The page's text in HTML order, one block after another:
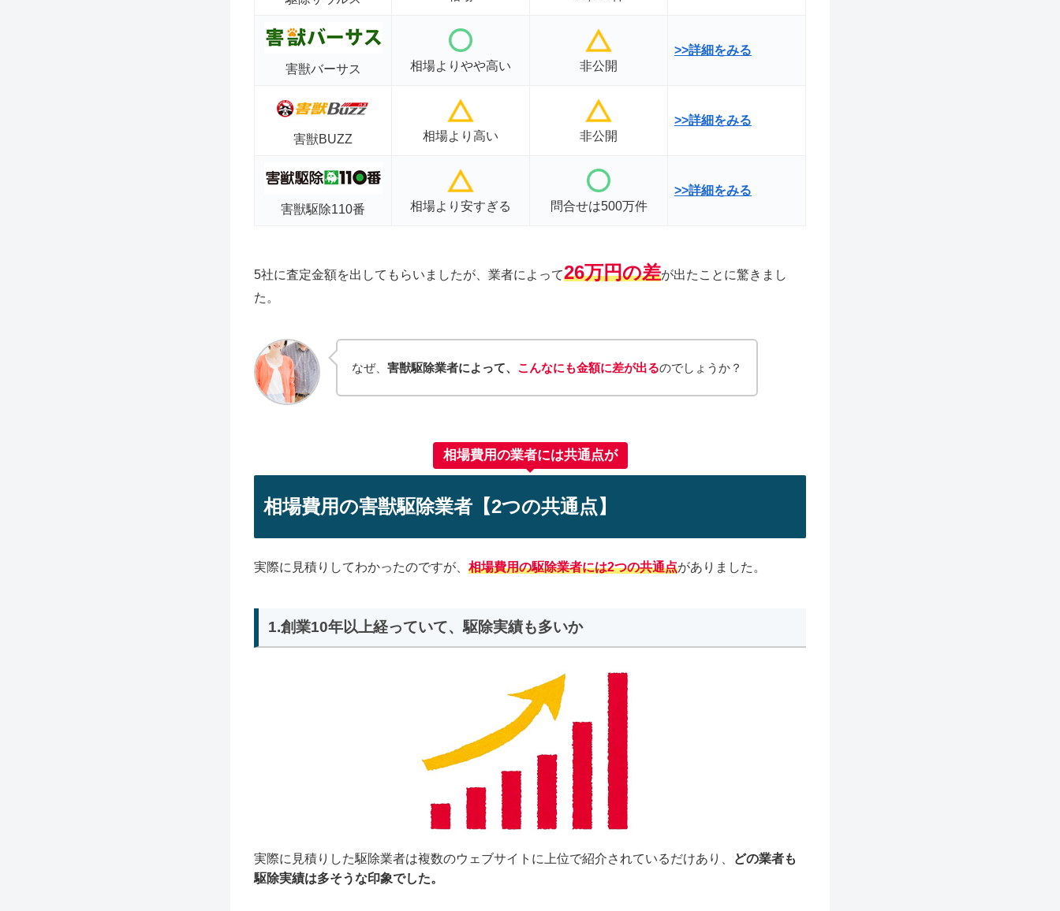
害獣バーサス 相場よりやや高い 非公開
>>詳細をみる
害獣BUZZ 相場より高い 非公開
>>詳細をみる
害獣駆除110番 相場より安すぎる 問合せは500万件
>>詳細をみる
5社に査定金額を出してもらいましたが、業者によって26万円の差が出たことに驚きまし
た。
なぜ、害獣駆除業者によって、 こんなにも金額に差が出るのでしょうか？
相場費用の業者には共通点が
相場費用の害獣駆除業者【2つの共通点】
実際に見積りしてわかったのですが、 相場費用の駆除業者には2つの共通点がありました。
1.創業10年以上経っていて、駆除実績も多いか
実際に見積りした駆除業者は複数のウェブサイトに上位で紹介されているだけあり、
どの業者も
駆除実績は多そうな印象でした。